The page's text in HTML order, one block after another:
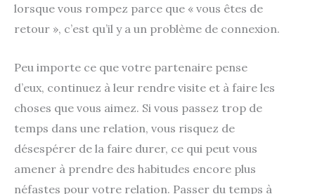
lorsque vous rompez parce que « vous êtes de
retour », c’est qu’il y a un problème de connexion.
Peu importe ce que votre partenaire pense
d’eux, continuez à leur rendre visite et à faire les
choses que vous aimez. Si vous passez trop de
temps dans une relation, vous risquez de
désespérer de la faire durer, ce qui peut vous
amener à prendre des habitudes encore plus
néfastes pour votre relation. Passer du temps à